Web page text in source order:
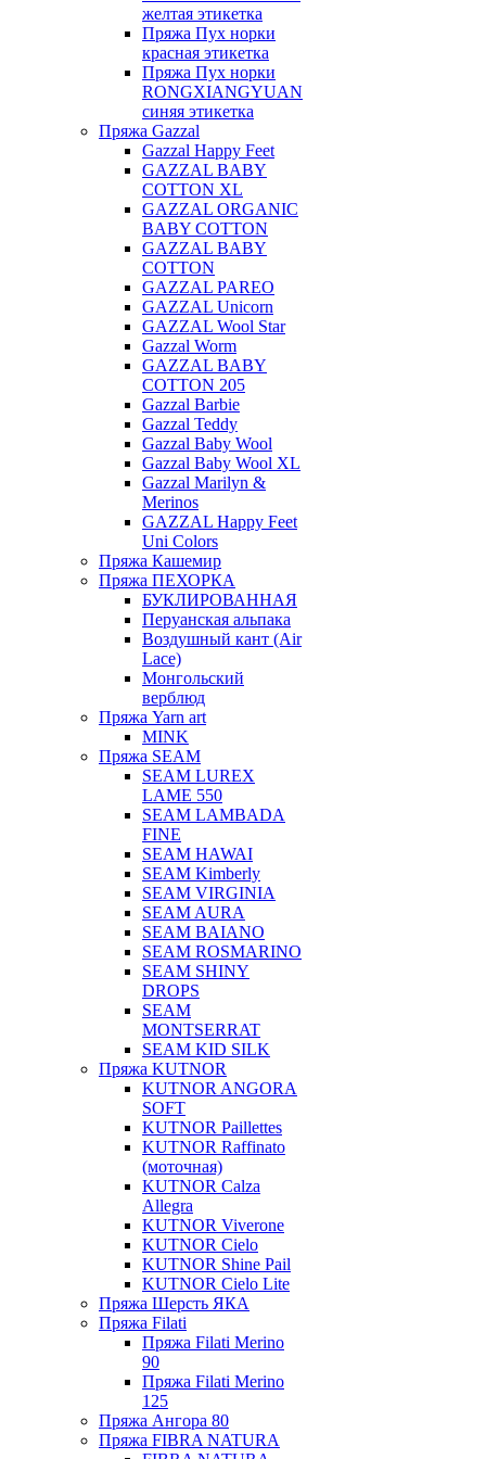
желтая этикетка
Пряжа Пух норки
красная этикетка
Пряжа Пух норки
RONGXIANGYUAN
синяя этикетка
Пряжа Gazzal
Gazzal Happy Feet
GAZZAL BABY
COTTON XL
GAZZAL ORGANIC
BABY COTTON
GAZZAL BABY
COTTON
GAZZAL PAREO
GAZZAL Unicorn
GAZZAL Wool Star
Gazzal Worm
GAZZAL BABY
COTTON 205
Gazzal Barbie
Gazzal Teddy
Gazzal Baby Wool
Gazzal Baby Wool XL
Gazzal Marilyn &
Merinos
GAZZAL Happy Feet
Uni Colors
Пряжа Кашемир
Пряжа ПЕХОРКА
БУКЛИРОВАННАЯ
Перуанская альпака
Воздушный кант (Air
Lace)
Монгольский
верблюд
Пряжа Yarn art
MINK
Пряжа SEAM
SEAM LUREX
LAME 550
SEAM LAMBADA
FINE
SEAM HAWAI
SEAM Kimberly
SEAM VIRGINIA
SEAM AURA
SEAM BAIANO
SEAM ROSMARINO
SEAM SHINY
DROPS
SEAM
MONTSERRAT
SEAM KID SILK
Пряжа KUTNOR
KUTNOR ANGORA
SOFT
KUTNOR Paillettes
KUTNOR Raffinato
(моточная)
KUTNOR Calza
Allegra
KUTNOR Viverone
KUTNOR Cielo
KUTNOR Shine Pail
KUTNOR Cielo Lite
Пряжа Шерсть ЯКА
Пряжа Filati
Пряжа Filati Merino
90
Пряжа Filati Merino
125
Пряжа Ангора 80
Пряжа FIBRA NATURA